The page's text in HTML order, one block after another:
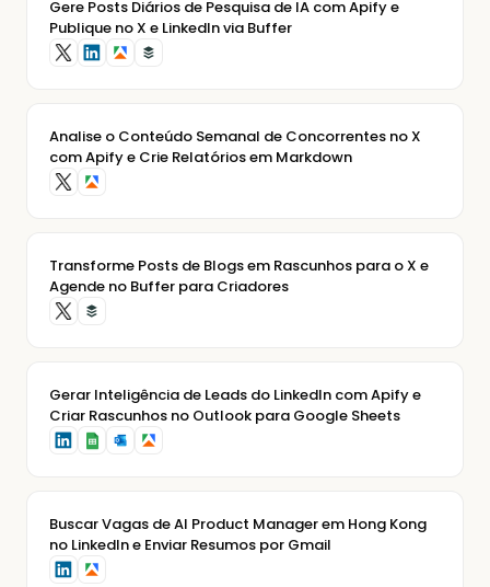
Gere Posts Diários de Pesquisa de IA com Apify e
Publique no X e LinkedIn via Buffer
Analise o Conteúdo Semanal de Concorrentes no X
com Apify e Crie Relatórios em Markdown
Transforme Posts de Blogs em Rascunhos para o X e
Agende no Buffer para Criadores
Gerar Inteligência de Leads do LinkedIn com Apify e
Criar Rascunhos no Outlook para Google Sheets
Buscar Vagas de AI Product Manager em Hong Kong
no LinkedIn e Enviar Resumos por Gmail